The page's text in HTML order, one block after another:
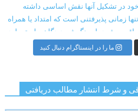
ما را در اینستاگرام دنبال کنید
و شرط انتشار مطالب دریافتی